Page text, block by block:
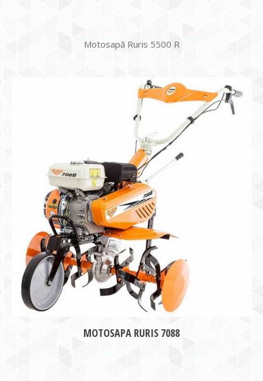
Motosapă Ruris 5500 R
MOTOSAPA RURIS 7088